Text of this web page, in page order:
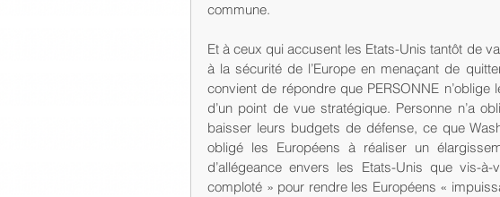
commune.
Et à ceux qui accusent les Etats-Unis tantôt de
à la sécurité de l’Europe en menaçant de
convient de répondre que PERSONNE
d’un point de vue stratégique. Personne n’a
baisser leurs budgets de défense, ce que
obligé les Européens à réaliser un
d’allégeance envers les Etats-Unis que vis-
comploté » pour rendre les Européens «